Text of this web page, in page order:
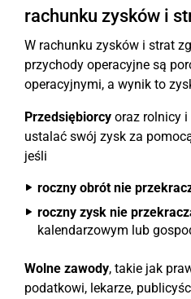
rachunku zysków i
W rachunku zysków i strat
przychody operacyjne są
operacyjnymi, a wynik to
Przedsiębiorcy oraz rolnicy
ustalać swój zysk za
jeśli
roczny obrót nie
roczny zysk nie
kalendarzowym lub
Wolne zawody, takie jak
podatkowi, lekarze,